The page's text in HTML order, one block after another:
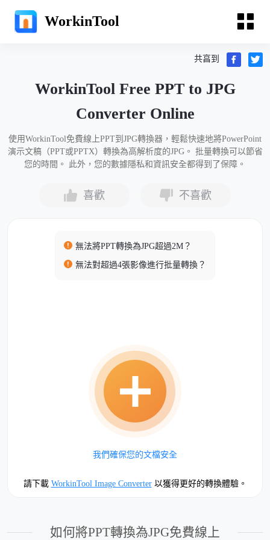
WorkinTool
共亯到
WorkinTool Free PPT to JPG
Converter Online
使用WorkinTool免費線上PPT到JPG轉換器，輕鬆快速地將PowerPoint
演示文稿（PPT或PPTX）轉換為高解析度的JPG。 批量轉換可以節省
您的時間。 此外，您的數據隱私和資訊安全都得到了保障。
喜歡 不喜歡
無法將PPT轉換為JPG超過2M？
無法對超過4張影像進行批量轉換？
我們確保您的文檔安全
請下載 WorkinTool Image Converter 以獲得更好的轉換體驗。
如何將PPT轉換為JPG免費線上